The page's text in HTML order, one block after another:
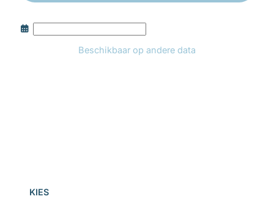
Beschikbaar op andere data
KIES